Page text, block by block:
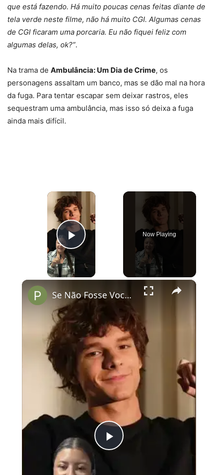
que está fazendo. Há muito poucas cenas feitas diante de
tela verde neste filme, não há muito CGI. Algumas cenas
de CGI ficaram uma porcaria. Eu não fiquei feliz com
algumas delas, ok?”.
Na trama de Ambulância: Um Dia de Crime, os
personagens assaltam um banco, mas se dão mal na hora
da fuga. Para tentar escapar sem deixar rastros, eles
sequestram uma ambulância, mas isso só deixa a fuga
ainda mais difícil.
×
Play Video
Now Playing
×
Play
Se Não Fosse Você já está em cartaz nos cinemas!